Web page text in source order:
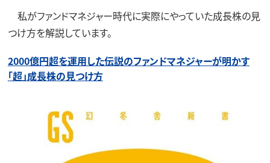
私がファンドマネジャー時代に実際にやっていた成長株の見
つけ方を解説しています。
2000億円超を運用した伝説のファンドマネジャーが明かす
「超」成長株の見つけ方